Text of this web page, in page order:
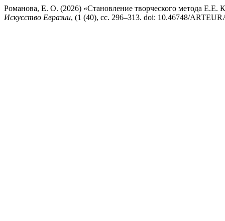
Романова, Е. О. (2026) «Становление творческого метода
Искусство Евразии, (1 (40), сс. 296–313. doi: 10.46748/